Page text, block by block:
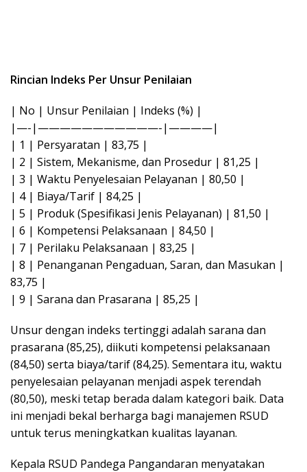
Rincian Indeks Per Unsur Penilaian
| No | Unsur Penilaian | Indeks (%) |
|—-|———————————-|————|
| 1 | Persyaratan | 83,75 |
| 2 | Sistem, Mekanisme, dan Prosedur | 81,25 |
| 3 | Waktu Penyelesaian Pelayanan | 80,50 |
| 4 | Biaya/Tarif | 84,25 |
| 5 | Produk (Spesifikasi Jenis Pelayanan) | 81,50 |
| 6 | Kompetensi Pelaksanaan | 84,50 |
| 7 | Perilaku Pelaksanaan | 83,25 |
| 8 | Penanganan Pengaduan, Saran, dan Masukan |
83,75 |
| 9 | Sarana dan Prasarana | 85,25 |
Unsur dengan indeks tertinggi adalah sarana dan
prasarana (85,25), diikuti kompetensi pelaksanaan
(84,50) serta biaya/tarif (84,25). Sementara itu, waktu
penyelesaian pelayanan menjadi aspek terendah
(80,50), meski tetap berada dalam kategori baik. Data
ini menjadi bekal berharga bagi manajemen RSUD
untuk terus meningkatkan kualitas layanan.
Kepala RSUD Pandega Pangandaran menyatakan